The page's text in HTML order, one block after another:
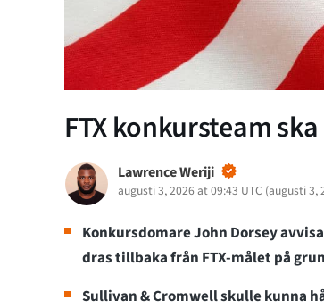
FTX konkursteam
Lawrence Weriji
augusti 3, 2026 at 09:43 UTC (augusti 3,
Konkursdomare John Dorsey
dras tillbaka från FTX-målet på
Sullivan & Cromwell skulle kunna